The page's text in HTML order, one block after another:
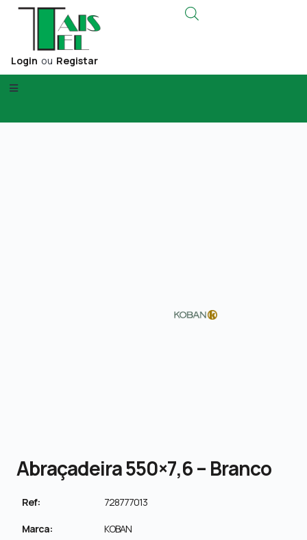
Login ou Registar
Abraçadeira 550×7,6 – Branco
Ref: 728777013
Marca: KOBAN